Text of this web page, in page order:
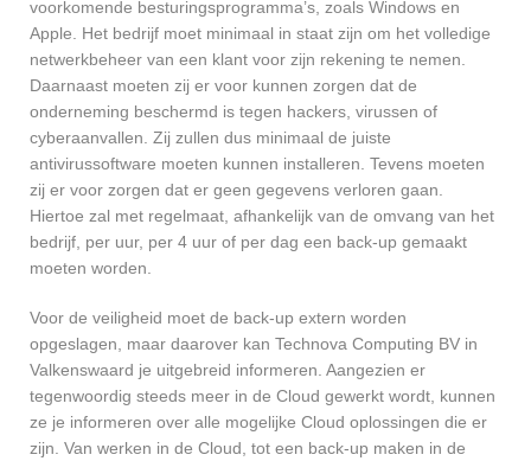
voorkomende besturingsprogramma’s, zoals Windows en
Apple. Het bedrijf moet minimaal in staat zijn om het volledige
netwerkbeheer van een klant voor zijn rekening te nemen.
Daarnaast moeten zij er voor kunnen zorgen dat de
onderneming beschermd is tegen hackers, virussen of
cyberaanvallen. Zij zullen dus minimaal de juiste
antivirussoftware moeten kunnen installeren. Tevens moeten
zij er voor zorgen dat er geen gegevens verloren gaan.
Hiertoe zal met regelmaat, afhankelijk van de omvang van het
bedrijf, per uur, per 4 uur of per dag een back-up gemaakt
moeten worden.
Voor de veiligheid moet de back-up extern worden
opgeslagen, maar daarover kan Technova Computing BV in
Valkenswaard je uitgebreid informeren. Aangezien er
tegenwoordig steeds meer in de Cloud gewerkt wordt, kunnen
ze je informeren over alle mogelijke Cloud oplossingen die er
zijn. Van werken in de Cloud, tot een back-up maken in de